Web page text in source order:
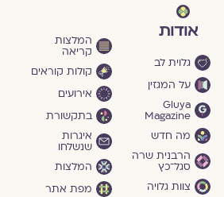
אודות
גלוית לב
על המגזין
Gluya
Magazine
מה חדש
הרבנית שרה
סגל־כץ
צוות גלויה
המלצות
קריאה
קולות קוראים
אירועים
בתקשורת
איגרות
שנשלחו
המלצות
מפת אתר